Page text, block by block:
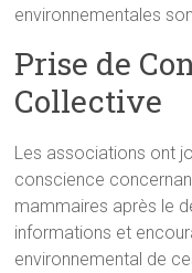
environnementales
Prise de
Collective
Les associations ont
conscience
mammaires après le
informations et
environnemental de